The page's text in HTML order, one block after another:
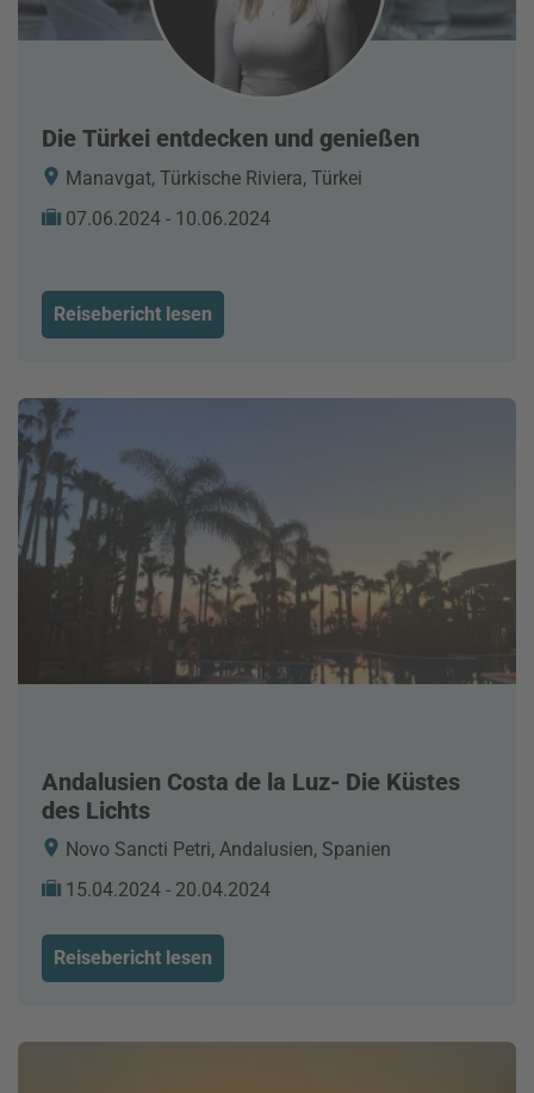
Die Türkei entdecken und genießen
Manavgat, Türkische Riviera, Türkei
07.06.2024 - 10.06.2024
Reisebericht lesen
Andalusien Costa de la Luz- Die Küstes
des Lichts
Novo Sancti Petri, Andalusien, Spanien
15.04.2024 - 20.04.2024
Reisebericht lesen